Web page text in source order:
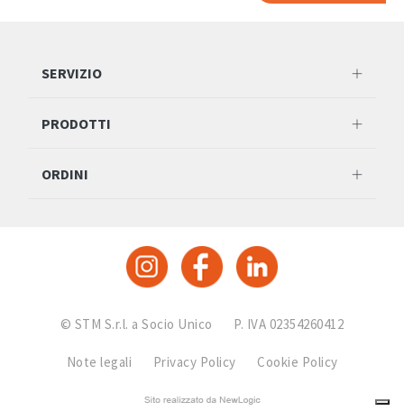
SERVIZIO
PRODOTTI
ORDINI
© STM S.r.l. a Socio Unico P. IVA 02354260412
Note legali Privacy Policy Cookie Policy